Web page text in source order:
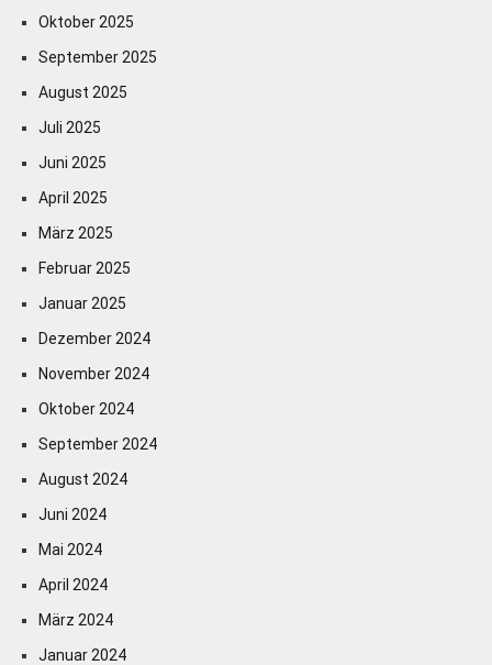
Oktober 2025
September 2025
August 2025
Juli 2025
Juni 2025
April 2025
März 2025
Februar 2025
Januar 2025
Dezember 2024
November 2024
Oktober 2024
September 2024
August 2024
Juni 2024
Mai 2024
April 2024
März 2024
Januar 2024